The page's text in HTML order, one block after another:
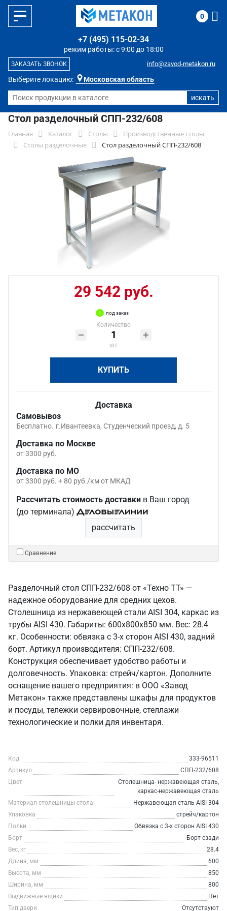
Выберите локацию: Московская область
режим работы: с 9:00 до 18:00
+7 (495) 115-02-34
info@zavod-metakon.ru
ЗАКАЗАТЬ ЗВОНОК
0
Стол разделочный СПП-232/608
Главная Каталог Столы
Производственные столы
Столы разделочные
Стол разделочный СПП-232/608
29 542 руб.
под заказ
Количество
шт
КУПИТЬ
Доставка
Самовывоз
Бесплатно. г.Ивантеевка, Студенческий проезд, д. 5
Доставка по Москве
от 3300 руб.
Доставка по МО
от 3300 руб. + 80 руб./км от МКАД
Рассчитать стоимость доставки в Ваш город
(до терминала)
рассчитать
Сравнение
Разделочный стол СПП-232/608 от «Техно ТТ» —
надежное оборудование для средних цехов.
Столешница из нержавеющей стали AISI 304, каркас из
трубы AISI 430. Габариты: 600x800x850 мм. Вес: 28.4
кг. Особенности: обвязка с 3-х сторон AISI 430, задний
борт. Артикул производителя: СПП-232/608.
Конструкция обеспечивает удобство работы и
долговечность. Упаковка: стрейч/картон. Дополните
оснащение вашего предприятия: в ООО «Завод
Метакон» также представлены шкафы для продуктов
и посуды, тележки сервировочные, стеллажи
технологические и полки для инвентаря.
Код
333-96511
Артикул
СПП-232/608
Цвет
Столешница- нержавеющая сталь,
каркас-нержавеющая сталь
Материал столешницы стола
Нержавеющая сталь AISI 304
Упаковка
стрейч/картон
Полки
Обвязка с 3-х сторон AISI 430
Борт
Борт сзади
Вес, кг
28.4
Длина, мм
600
Высота, мм
850
Ширина, мм
800
Выдвижные ящики
Нет
Тип двери
Отсутствуют